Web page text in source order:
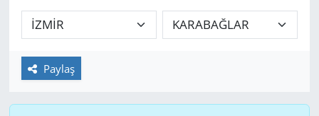
Paylaş
GÜNDEM
HABERDE İNSAN